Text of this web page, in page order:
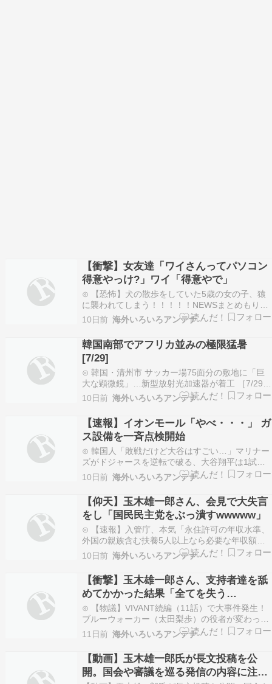
【衝撃】女友達「ワイさんってパソコン
得意やっけ?」ワイ「得意やで」
⊙ 【恐怖】犬の散歩をしていた5歳の女の子、猿
に襲われてしまう！！！！！NEWSまとめもりー
｜2chまとめブログ⊙ 【地震】熊本の警察、ガチ
で限界を迎えてしまう・・・・NEWSまとめもり
ー｜2chまとめブログ⊙ 韓国人「敗戦だけど大谷
はすごい…」マリナーズがドジャースを逆転で破
る…
10日前 海外いろいろアンテナ
韓国南部でアフリカ並みの極限猛暑
[7/29]
⊙ 韓国・清州市 サッカー場75面分の敷地に「巨
大な顕微鏡」…新型放射光加速器が着工 ［7/29］
国難にあってもの申す！！⊙ 【速報】入管庁、本
気「永住許可の年収水準、外国の親族含む扶養5
人以上なら必要な年収額を人数に応じて増額する
ので」おーるじゃんる⊙ 【海外の反応】冨安健洋
が…
10日前 海外いろいろアンテナ
【速報】イオンモール「やべ・・・」 ガ
ス設備を一斉点検開始
⊙ 韓国人「敗戦だけど大谷はすごい…」マリナー
ズがドジャースを逆転で破る、大谷翔平は1試合3
安打1本塁打3打点の奮闘クロード-韓国の反応ま
とめ⊙ 【速報】地震後、福岡県議ら政治資金パー
ティー開催ｗｗｗｗおーるじゃんる⊙ 韓国人「韓
国では絶対に食べられない、日本の絶品料理がこ
ちら・…
10日前 海外いろいろアンテナ
【仰天】玉木雄一郎さん、会見で大失言
をし「国民民主党をぶっ潰すwwwww」
⊙ 【速報】入管庁、本気「永住許可の年収水準、
外国の親族含む扶養5人以上なら必要な年収額を
人数に応じて増額するので」おーるじゃんる⊙ 韓
国人「敗戦だけど大谷はすごい…」マリナーズが
ドジャースを逆転で破る、大谷翔平は1試合3安打
1本塁打3打点の奮闘クロード-韓国の反応まとめ⊙
【海…
10日前 海外いろいろアンテナ
【衝撃】玉木雄一郎さん、支持者達を舐
めてかかった結果「全てを失う
wwwww」
⊙ 【物議】VIVANT続編（11話）で大事件発生！
ブルーウォーカー（太田梨歩）の役者が変わって
実況民が大荒れｗｗｗｗｗｗNEWSまとめもりー
｜2chまとめブログ⊙ 【超速報】あの凄惨な事件
から5ヶ月……「ポケモンセンターメガトウキョ
ー」が8月24日に復活へNEWSまとめもりー｜…
11日前 海外いろいろアンテナ
【動画】玉木雄一郎氏が長文投稿を公
開。国会や審議を巡る発信の内容に注目